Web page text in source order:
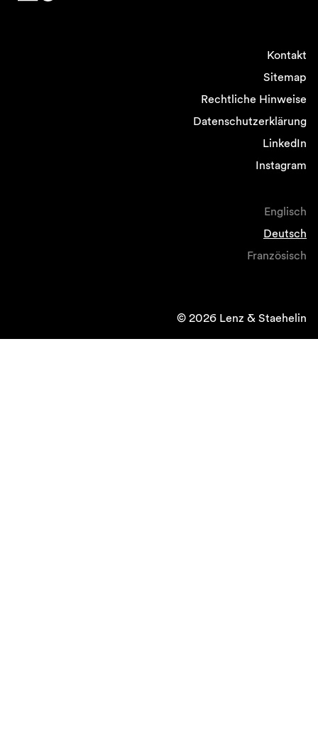
Kontakt
Sitemap
Rechtliche Hinweise
Datenschutzerklärung
LinkedIn
Instagram
Englisch
Deutsch
Französisch
© 2026 Lenz & Staehelin